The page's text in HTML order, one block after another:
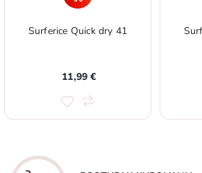
Surferice Quick dry 41
11,99 €